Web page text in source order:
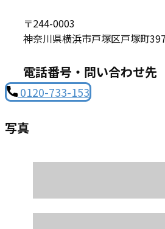
〒244-0003
神奈川県横浜市戸塚区戸塚町
電話番号・問い合わせ先
0120-733-153
写真